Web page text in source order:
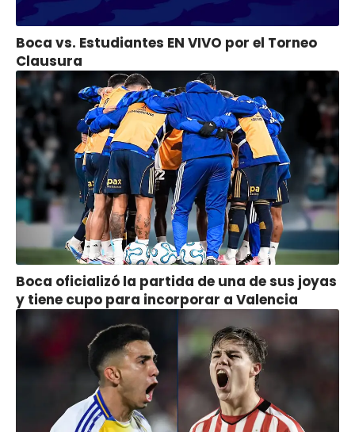
Boca vs. Estudiantes EN VIVO por el Torneo
Clausura
Boca oficializó la partida de una de sus joyas
y tiene cupo para incorporar a Valencia